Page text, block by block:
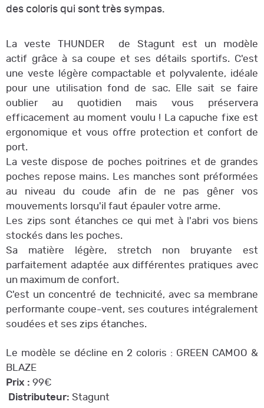
des coloris qui sont très sympas.
La veste THUNDER de Stagunt est un modèle
actif grâce à sa coupe et ses détails sportifs. C'est
une veste légère compactable et polyvalente, idéale
pour une utilisation fond de sac. Elle sait se faire
oublier au quotidien mais vous préservera
efficacement au moment voulu ! La capuche fixe est
ergonomique et vous offre protection et confort de
port.
La veste dispose de poches poitrines et de grandes
poches repose mains. Les manches sont préformées
au niveau du coude afin de ne pas gêner vos
mouvements lorsqu'il faut épauler votre arme.
Les zips sont étanches ce qui met à l'abri vos biens
stockés dans les poches.
Sa matière légère, stretch non bruyante est
parfaitement adaptée aux différentes pratiques avec
un maximum de confort.
C'est un concentré de technicité, avec sa membrane
performante coupe-vent, ses coutures intégralement
soudées et ses zips étanches.
Le modèle se décline en 2 coloris : GREEN CAMOO &
BLAZE
Prix : 99€
Distributeur: Stagunt